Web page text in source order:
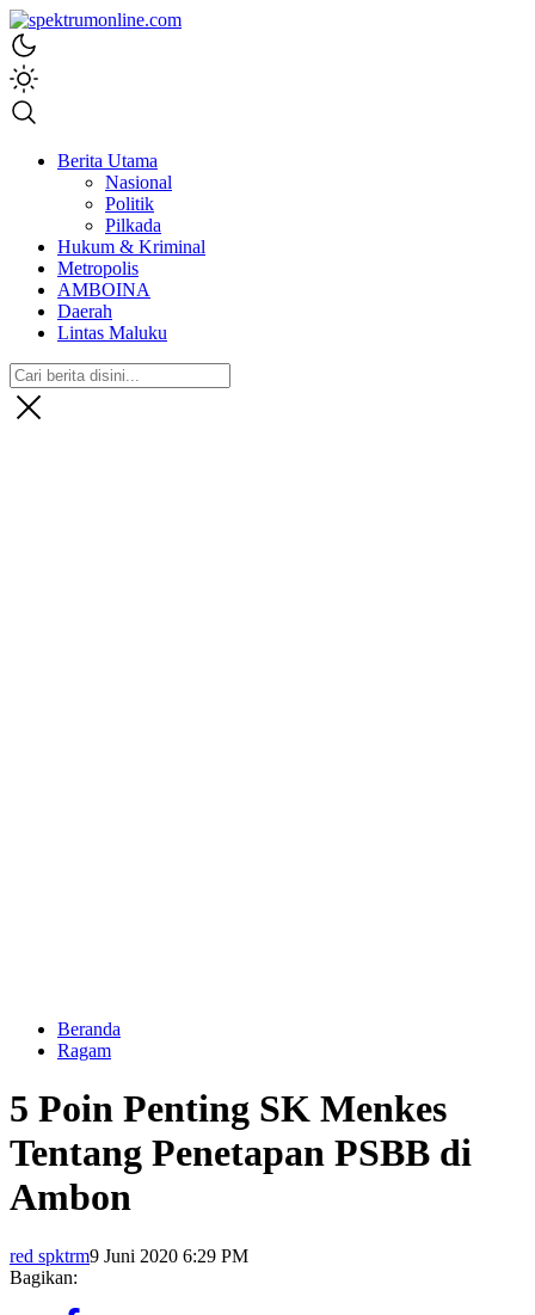
spektrumonline.com
Berita Utama
Nasional
Politik
Pilkada
Hukum & Kriminal
Metropolis
AMBOINA
Daerah
Lintas Maluku
Beranda
Ragam
5 Poin Penting SK Menkes
Tentang Penetapan PSBB di
Ambon
red spktrm9 Juni 2020 6:29 PM
Bagikan: